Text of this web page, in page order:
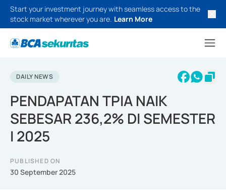
Start your investment journey with seamless access to the
stock market wherever you are. Learn More
DAILY NEWS
PENDAPATAN TPIA NAIK
SEBESAR 236,2% DI SEMESTER
I 2025
PUBLISHED ON
30 September 2025